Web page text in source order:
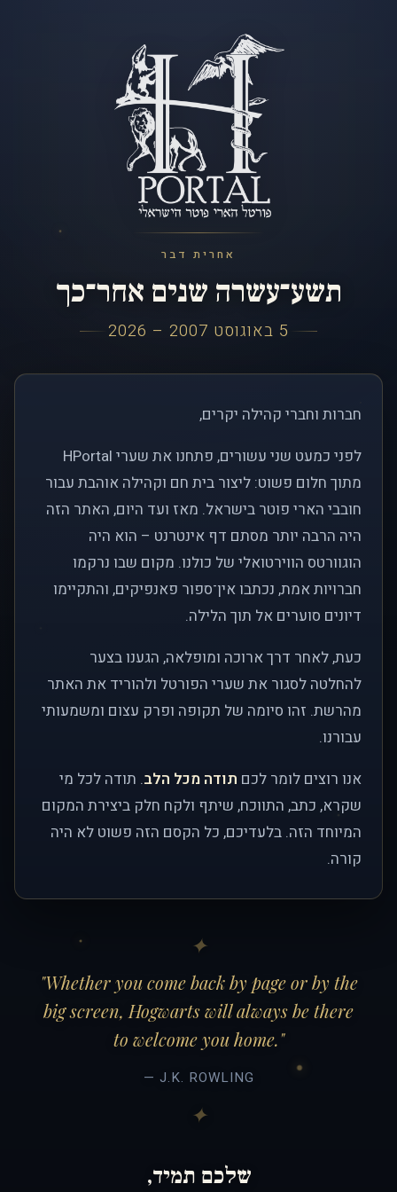
אחרית דבר
תשע־עשרה שנים אחר־כך
5 באוגוסט 2007 – 2026
חברות וחברי קהילה יקרים,
לפני כמעט שני עשורים, פתחנו את שערי HPortal
מתוך חלום פשוט: ליצור בית חם וקהילה אוהבת עבור
חובבי הארי פוטר בישראל. מאז ועד היום, האתר הזה
היה הרבה יותר מסתם דף אינטרנט – הוא היה
הוגוורטס הווירטואלי של כולנו. מקום שבו נרקמו
חברויות אמת, נכתבו אין־ספור פאנפיקים, והתקיימו
דיונים סוערים אל תוך הלילה.
כעת, לאחר דרך ארוכה ומופלאה, הגענו בצער
להחלטה לסגור את שערי הפורטל ולהוריד את האתר
מהרשת. זהו סיומה של תקופה ופרק עצום ומשמעותי
עבורנו.
אנו רוצים לומר לכם תודה מכל הלב. תודה לכל מי
שקרא, כתב, התווכח, שיתף ולקח חלק ביצירת המקום
המיוחד הזה. בלעדיכם, כל הקסם הזה פשוט לא היה
קורה.
"Whether you come back by page or by the
big screen, Hogwarts will always be there
to welcome you home."
— J.K. ROWLING
שלכם תמיד,